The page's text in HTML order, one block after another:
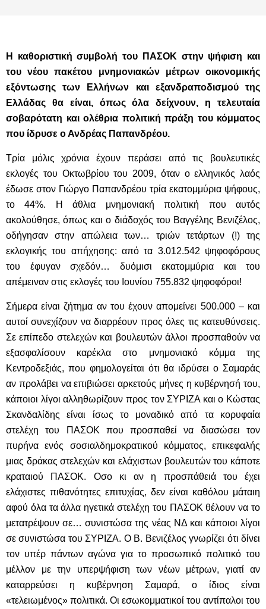
Η καθοριστική συμβολή του ΠΑΣΟΚ στην ψήφιση και
του νέου πακέτου μνημονιακών μέτρων οικονομικής
εξόντωσης των Ελλήνων και εξανδραποδισμού της
Ελλάδας θα είναι, όπως όλα δείχνουν, η τελευταία
σοβαρότατη και ολέθρια πολιτική πράξη του κόμματος
που ίδρυσε ο Ανδρέας Παπανδρέου.
Τρία μόλις χρόνια έχουν περάσει από τις βουλευτικές
εκλογές του Οκτωβρίου του 2009, όταν ο ελληνικός λαός
έδωσε στον Γιώργο Παπανδρέου τρία εκατομμύρια ψήφους,
το 44%. Η άθλια μνημονιακή πολιτική που αυτός
ακολούθησε, όπως και ο διάδοχός του Βαγγέλης Βενιζέλος,
οδήγησαν στην απώλεια των… τριών τετάρτων (!) της
εκλογικής του απήχησης: από τα 3.012.542 ψηφοφόρους
του έφυγαν σχεδόν… δυόμισι εκατομμύρια και του
απέμειναν στις εκλογές του Ιουνίου 755.832 ψηφοφόροι!
Σήμερα είναι ζήτημα αν του έχουν απομείνει 500.000 – και
αυτοί συνεχίζουν να διαρρέουν προς όλες τις κατευθύνσεις.
Σε επίπεδο στελεχών και βουλευτών άλλοι προσπαθούν να
εξασφαλίσουν καρέκλα στο μνημονιακό κόμμα της
Κεντροδεξιάς, που φημολογείται ότι θα ιδρύσει ο Σαμαράς
αν προλάβει να επιβιώσει αρκετούς μήνες η κυβέρνησή του,
κάποιοι λίγοι αλληθωρίζουν προς τον ΣΥΡΙΖΑ και ο Κώστας
Σκανδαλίδης είναι ίσως το μοναδικό από τα κορυφαία
στελέχη του ΠΑΣΟΚ που προσπαθεί να διασώσει τον
πυρήνα ενός σοσιαλδημοκρατικού κόμματος, επικεφαλής
μιας δράκας στελεχών και ελάχιστων βουλευτών του κάποτε
κραταιού ΠΑΣΟΚ. Οσο κι αν η προσπάθειά του έχει
ελάχιστες πιθανότητες επιτυχίας, δεν είναι καθόλου μάταιη
αφού όλα τα άλλα ηγετικά στελέχη του ΠΑΣΟΚ θέλουν να το
μετατρέψουν σε… συνιστώσα της νέας ΝΔ και κάποιοι λίγοι
σε συνιστώσα του ΣΥΡΙΖΑ. Ο Β. Βενιζέλος γνωρίζει ότι δίνει
τον υπέρ πάντων αγώνα για το προσωπικό πολιτικό του
μέλλον με την υπερψήφιση των νέων μέτρων, γιατί αν
καταρρεύσει η κυβέρνηση Σαμαρά, ο ίδιος είναι
«τελειωμένος» πολιτικά. Οι εσωκομματικοί του αντίπαλοι του